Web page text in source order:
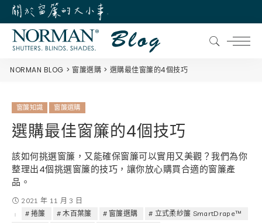
NORMAN BLOG 窗簾選購 選購最佳窗簾的4個技巧
窗簾知識 窗簾選購
選購最佳窗簾的4個技巧
該如何挑選窗簾，又能確保窗簾可以實用又美觀？我們為你
整理出4個挑選窗簾的技巧，讓你放心購買合適的窗簾產
品。
2021 年 11 月 3 日
捲簾
木百葉簾 窗簾選購
立式柔紗簾 SmartDrape™